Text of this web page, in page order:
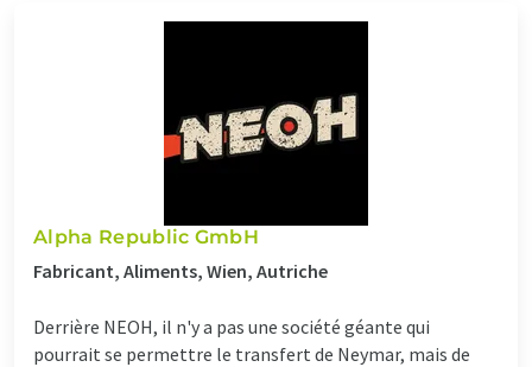
Alpha Republic GmbH
Fabricant, Aliments, Wien, Autriche
Derrière NEOH, il n'y a pas une société géante qui
pourrait se permettre le transfert de Neymar, mais de